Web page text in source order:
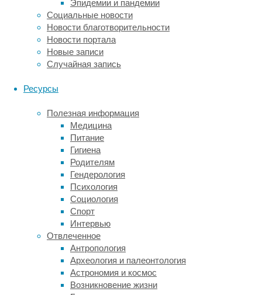
Эпидемии и пандемии
Социальные новости
Новости благотворительности
Новости портала
Новые записи
Случайная запись
Ресурсы
Полезная информация
Медицина
Питание
Гигиена
Родителям
Гендерология
Психология
Социология
Спорт
Интервью
Отвлеченное
Антропология
Археология и палеонтология
Астрономия и космос
Возникновение жизни
определяют
своих
жертв.
За
это
время
открыли,
нет
единственного
ориентира,
на который
полагаются
насекомые.
Комары
используют
информацию
различных
органов
чувств
в зависимости